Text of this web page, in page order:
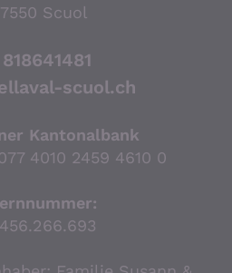
Scuol
scuol.ch
Kantonalbank
4010 2459 4610 0